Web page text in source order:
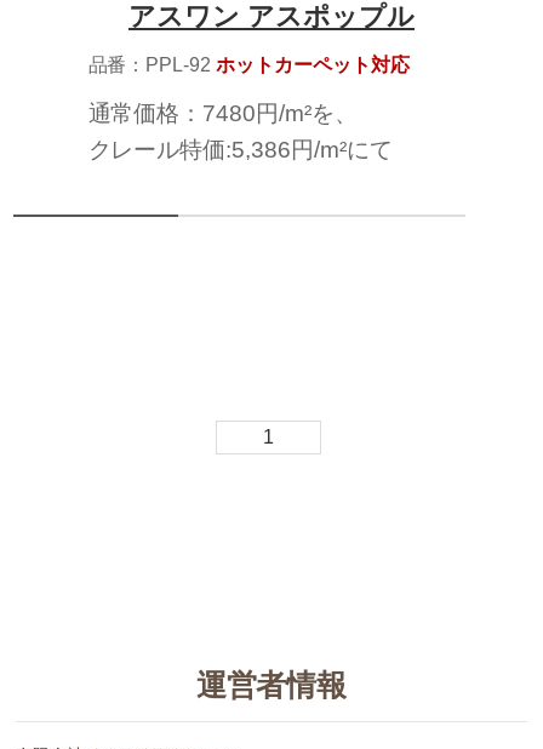
アスワン アスポップル
品番：PPL-92ホットカーペット対応
通常価格：7480円/m²を、
クレール特価:5,386円/m²にて
1
運営者情報